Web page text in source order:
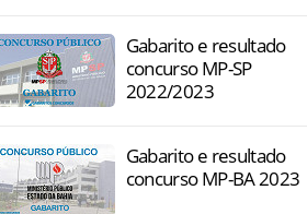
Gabarito e resultado
concurso MP-SP
2022/2023
Gabarito e resultado
concurso MP-BA 2023